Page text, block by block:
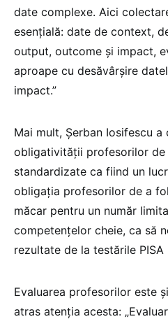
date complexe. Aici
esențială: date de context,
output, outcome și impact,
aproape cu desăvârșire
impact.”
Mai mult, Șerban Iosifescu
obligativității profesorilor
standardizate ca fiind un
obligația profesorilor de a
măcar pentru un număr
competențelor cheie, ca să
rezultate de la testările PISA
Evaluarea profesorilor este
atras atenția acesta: